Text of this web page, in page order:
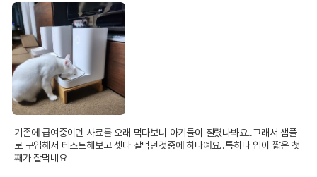
기존에 급여중이던 사료를 오래 먹다보니 아기들이 질렸나봐요..그래서 샘플
로 구입해서 테스트해보고 셋다 잘먹던것중에 하나예요..특히나 입이 짧은 첫
째가 잘먹네요